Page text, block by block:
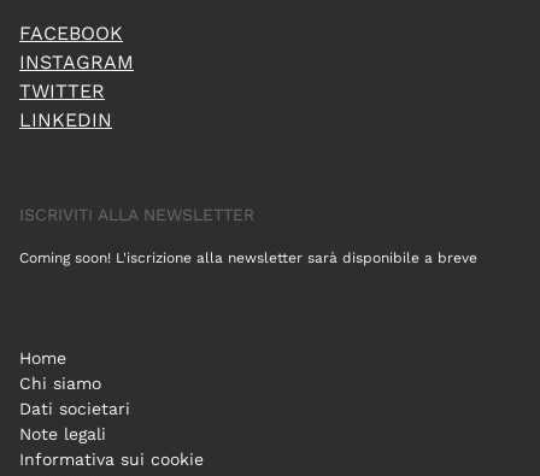
FACEBOOK
INSTAGRAM
TWITTER
LINKEDIN
ISCRIVITI ALLA NEWSLETTER
Coming soon! L'iscrizione alla newsletter sarà disponibile a breve
Home
Chi siamo
Dati societari
Note legali
Informativa sui cookie